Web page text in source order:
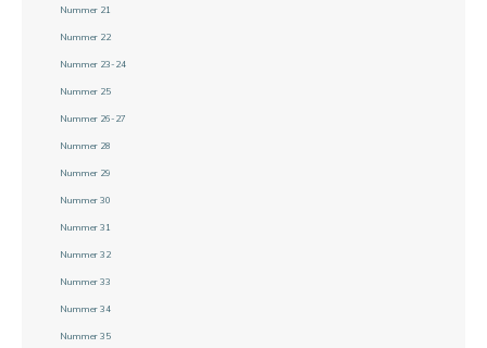
Nummer 21
Nummer 22
Nummer 23-24
Nummer 25
Nummer 26-27
Nummer 28
Nummer 29
Nummer 30
Nummer 31
Nummer 32
Nummer 33
Nummer 34
Nummer 35